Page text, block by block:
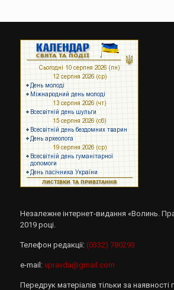
Незалежне інтернет-видання «Волинь.
2019 році.
Телефон редакції: (0332) 780293
e-mail: vpravda@gmail.com
Передрук матеріалів тільки за наявності